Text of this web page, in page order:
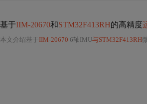
基于IIM-20670和STM32F413RH的高精度
本文介绍基于IIM-20670 6轴IMU与STM32F413RH